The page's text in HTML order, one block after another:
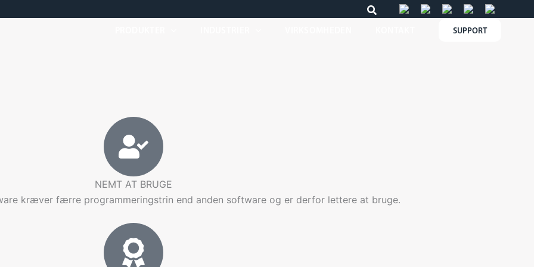
SUPPORT
NEMT AT BRUGE
kræver færre programmeringstrin end anden software og er derfor lettere at bruge.